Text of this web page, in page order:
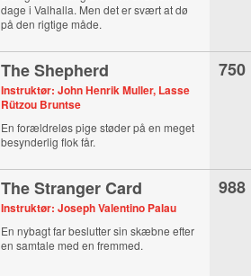
dage i Valhalla. Men det er svært at dø
på den rigtige måde.
The Shepherd
Instruktør: John Henrik Muller, Lasse
Rützou Bruntse
En forældreløs pige støder på en meget
besynderlig flok får.
750
The Stranger Card
Instruktør: Joseph Valentino Palau
En nybagt far beslutter sin skæbne efter
en samtale med en fremmed.
988